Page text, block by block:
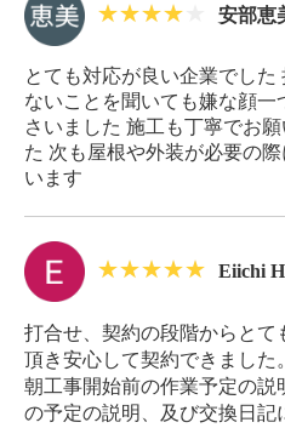
安部恵
とても対応が良い企業でした
ないことを聞いても嫌な顔
さいました 施工も丁寧でお
た 次も屋根や外装が必要の
います
Eiichi
打合せ、契約の段階からと
頂き安心して契約できまし
朝工事開始前の作業予定の説
の予定の説明、及び交換日記